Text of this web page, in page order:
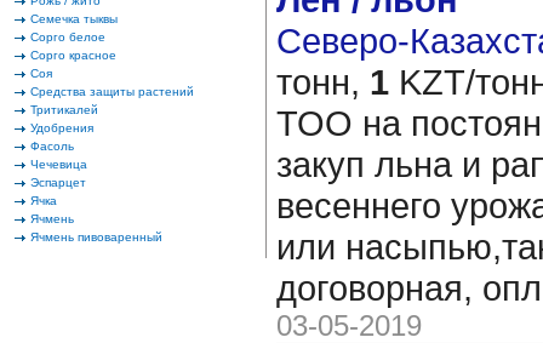
Семечка тыквы
Сорго белое
Сорго красное
Соя
Средства защиты растений
Тритикалей
Удобрения
Фасоль
Чечевица
Эспарцет
Ячка
Ячмень
Ячмень пивоваренный
Северо-
тонн, 1 KZT/
ТОО на
закуп льна и
весеннего
или
договорная,
03-05-2019